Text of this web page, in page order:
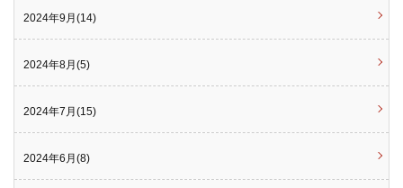
2024年9月(14)
2024年8月(5)
2024年7月(15)
2024年6月(8)